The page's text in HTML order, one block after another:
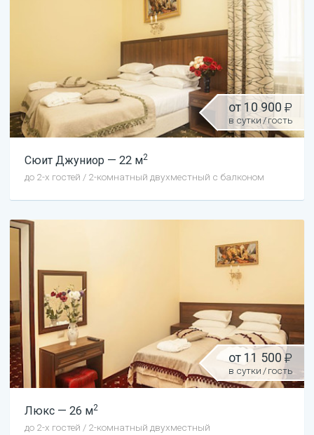
от 10 900
в сутки /гость
Сюит Джуниор — 22 м2
до 2-х гостей / 2-комнатный двухместный с балконом
от 11 500
в сутки /гость
Люкс — 26 м2
до 2-х гостей / 2-комнатный двухместный